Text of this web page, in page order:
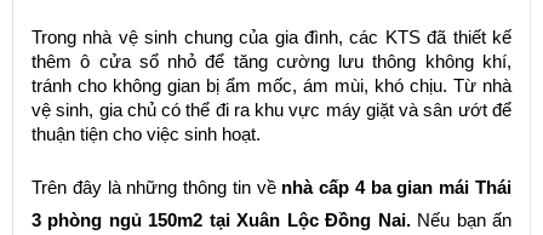
Trong nhà vệ sinh chung của gia đình, các KTS đã thiết kế
thêm ô cửa sổ nhỏ để tăng cường lưu thông không khí,
tránh cho không gian bị ẩm mốc, ám mùi, khó chịu. Từ nhà
vệ sinh, gia chủ có thể đi ra khu vực máy giặt và sân ướt để
thuận tiện cho việc sinh hoạt.
Trên đây là những thông tin về nhà cấp 4 ba gian mái Thái
3 phòng ngủ 150m2 tại Xuân Lộc Đồng Nai.Nếu bạn ấn